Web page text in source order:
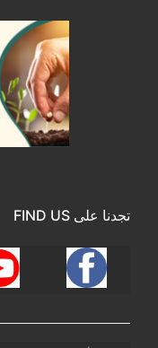
تجدنا على FIND US